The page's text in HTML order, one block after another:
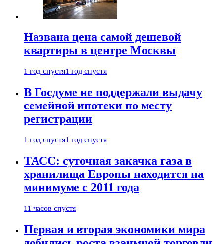
Названа цена самой дешевой
квартиры в центре Москвы
1 год спустя1 год спустя
В Госдуме не поддержали выдачу
семейной ипотеки по месту
регистрации
1 год спустя1 год спустя
ТАСС: суточная закачка газа в
хранилища Европы находится на
минимуме с 2011 года
11 часов спустя
Первая и вторая экономики мира